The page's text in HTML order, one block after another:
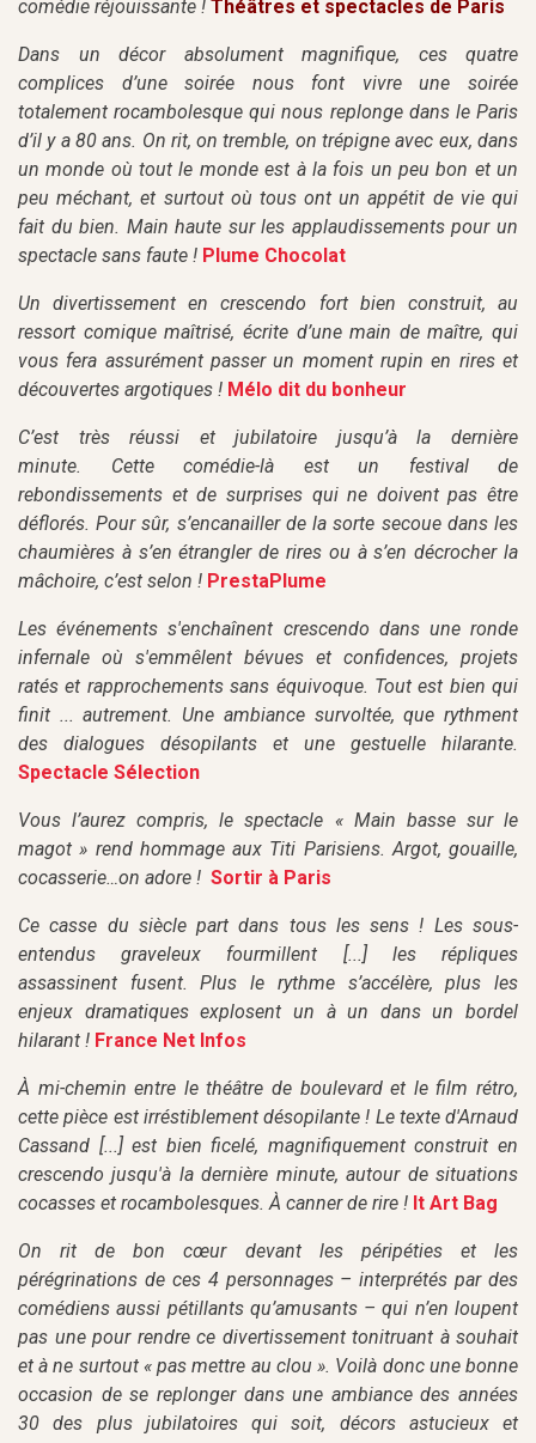
comédie réjouissante ! Théâtres et spectacles de Paris
Dans un décor absolument magnifique, ces quatre
complices d’une soirée nous font vivre une soirée
totalement rocambolesque qui nous replonge dans le Paris
d’il y a 80 ans. On rit, on tremble, on trépigne avec eux, dans
un monde où tout le monde est à la fois un peu bon et un
peu méchant, et surtout où tous ont un appétit de vie qui
fait du bien. Main haute sur les applaudissements pour un
spectacle sans faute ! Plume Chocolat
Un divertissement en crescendo fort bien construit, au
ressort comique maîtrisé, écrite d’une main de maître, qui
vous fera assurément passer un moment rupin en rires et
découvertes argotiques ! Mélo dit du bonheur
C’est très réussi et jubilatoire jusqu’à la dernière
minute. Cette comédie-là est un festival de
rebondissements et de surprises qui ne doivent pas être
déflorés. Pour sûr, s’encanailler de la sorte secoue dans les
chaumières à s’en étrangler de rires ou à s’en décrocher la
mâchoire, c’est selon ! PrestaPlume
Les événements s'enchaînent crescendo dans une ronde
infernale où s'emmêlent bévues et confidences, projets
ratés et rapprochements sans équivoque. Tout est bien qui
finit ... autrement. Une ambiance survoltée, que rythment
des dialogues désopilants et une gestuelle hilarante.
Spectacle Sélection
Vous l’aurez compris, le spectacle « Main basse sur le
magot » rend hommage aux Titi Parisiens. Argot, gouaille,
cocasserie…on adore ! Sortir à Paris
Ce casse du siècle part dans tous les sens ! Les sous-
entendus graveleux fourmillent [...] les répliques
assassinent fusent.Plus le rythme s’accélère, plus les
enjeux dramatiques explosent un à un dans un bordel
hilarant ! France Net Infos
À mi-chemin entre le théâtre de boulevard et le film rétro,
cette pièce est irréstiblement désopilante ! Le texte d'Arnaud
Cassand [...] est bien ficelé, magnifiquement construit en
crescendo jusqu'à la dernière minute, autour de situations
cocasses et rocambolesques. À canner de rire ! It Art Bag
On rit de bon cœur devant les péripéties et les
pérégrinations de ces 4 personnages – interprétés par des
comédiens aussi pétillants qu’amusants – qui n’en loupent
pas une pour rendre ce divertissement tonitruant à souhait
et à ne surtout « pas mettre au clou ». Voilà donc une bonne
occasion de se replonger dans une ambiance des années
30 des plus jubilatoires qui soit, décors astucieux et